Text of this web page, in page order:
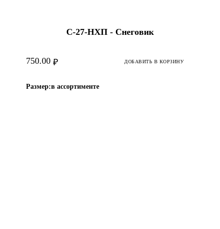
С-27-НХП - Снеговик
₽
750.00 ДОБАВИТЬ В КОРЗИНУ
Размер:в ассортименте